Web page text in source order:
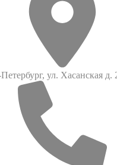
ул. Хасанская д.